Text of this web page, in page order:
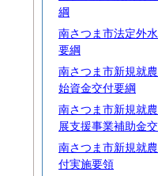
綱
南さつま市法定外
要綱
南さつま市新規就
始資金交付要綱
南さつま市新規就
展支援事業補助金
南さつま市新規就
付実施要領